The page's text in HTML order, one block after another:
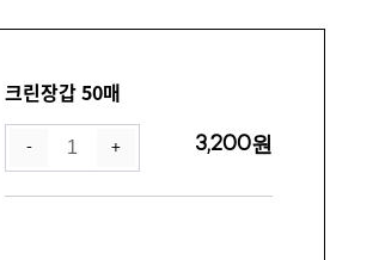
크린장갑 50매
- + 3,200원